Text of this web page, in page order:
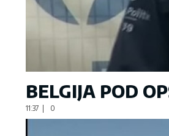
BELGIJA POD
11:37 0